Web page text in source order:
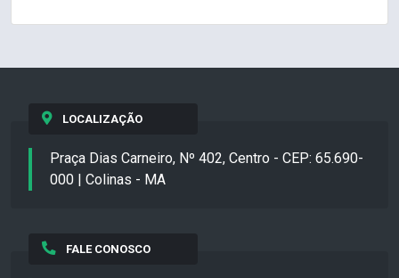
LOCALIZAÇÃO
Praça Dias Carneiro, Nº 402, Centro - CEP: 65.690-
000 | Colinas - MA
FALE CONOSCO